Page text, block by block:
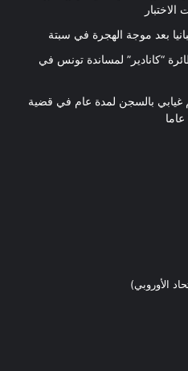
بعد موجة الهجرة في سبتة
“كانادير” لمساندة تونس في
بالسجن لمدة عام في قضية
الأوروبي)